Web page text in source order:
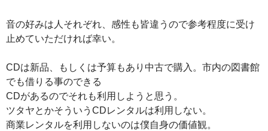
音の好みは人それぞれ、感性も皆違うので参考程度に受け
止めていただければ幸い。
CDは新品、もしくは予算もあり中古で購入。市内の図書館
でも借りる事のできる
CDがあるのでそれも利用しようと思う。
ツタヤとかそういうCDレンタルは利用しない。
商業レンタルを利用しないのは僕自身の価値観。